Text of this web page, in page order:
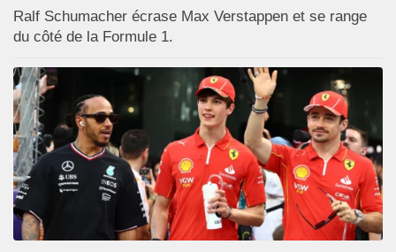
Ralf Schumacher écrase Max Verstappen et se range
du côté de la Formule 1.